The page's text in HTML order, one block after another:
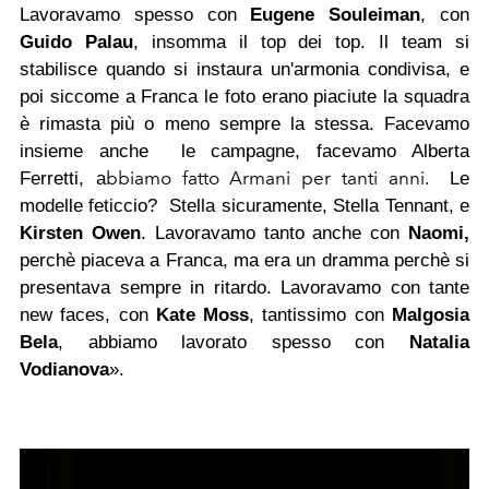
Lavoravamo spesso con Eugene Souleiman, con
Guido Palau, insomma il top dei top. Il team si
stabilisce quando si instaura un'armonia condivisa, e
poi siccome a Franca le foto erano piaciute la squadra
è rimasta più o meno sempre la stessa. Facevamo
insieme anche le campagne, facevamo Alberta
Ferretti, abbiamo fatto Armani per tanti anni.
Le
modelle feticcio?
Stella sicuramente, Stella Tennant, e
Kirsten Owen. Lavoravamo tanto anche con Naomi,
perchè piaceva a Franca, ma era un dramma perchè si
presentava sempre in ritardo. Lavoravamo contante
new faces, con Kate Moss, tantissimo con Malgosia
Bela, abbiamo lavorato spesso con
Natalia
Vodianova».